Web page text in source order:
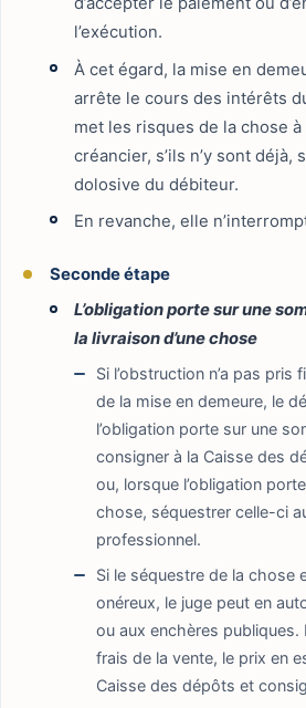
l’exécution.
À cet égard, la mise en
arrête le cours des intérêts
met les risques de la chose à
créancier, s’ils n’y sont déjà,
dolosive du débiteur.
En revanche, elle
Seconde étape
L’obligation porte sur une
la livraison d’une chose
Si l’obstruction n’a pas pris
de la mise en demeure, le
l’obligation porte sur une
consigner à la Caisse des
ou, lorsque l’obligation
chose, séquestrer celle-ci
professionnel.
Si le séquestre de la chose
onéreux, le juge peut en
ou aux enchères publiques.
frais de la vente, le prix en
Caisse des dépôts et